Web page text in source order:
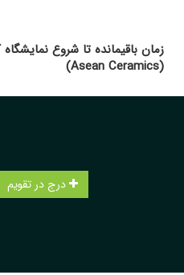
زمان باقیمانده تا شروع
(Asean Ceramics)
درج در تقویم